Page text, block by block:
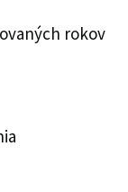
rokov